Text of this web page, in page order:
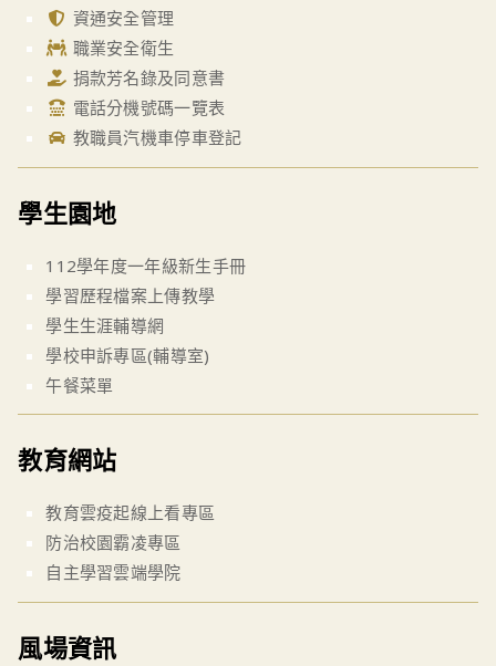
資通安全管理
職業安全衛生
捐款芳名錄及同意書
電話分機號碼一覽表
教職員汽機車停車登記
學生園地
112學年度一年級新生手冊
學習歷程檔案上傳教學
學生生涯輔導網
學校申訴專區(輔導室)
午餐菜單
教育網站
教育雲疫起線上看專區
防治校園霸凌專區
自主學習雲端學院
風場資訊